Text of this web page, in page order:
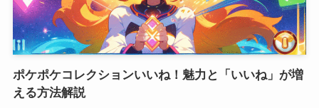
ポケポケコレクションいいね！魅力と「いいね」が増
える方法解説